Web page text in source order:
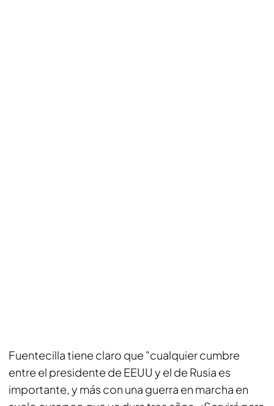
Fuentecilla tiene claro que "cualquier cumbre
entre el presidente de EEUU y el de Rusia es
importante, y más con una guerra en marcha en